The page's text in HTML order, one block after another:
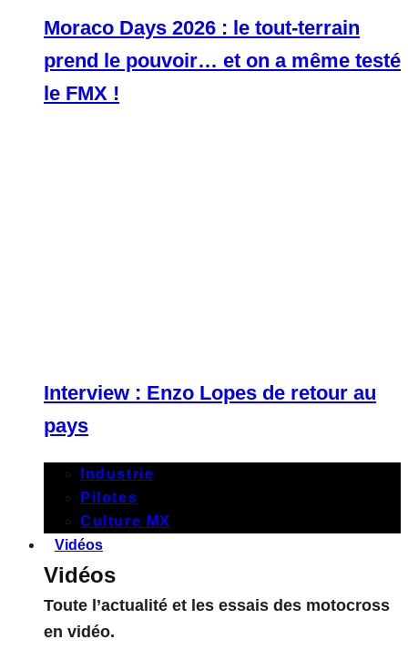
Moraco Days 2026 : le tout-terrain
prend le pouvoir… et on a même testé
le FMX !
Interview : Enzo Lopes de retour au
pays
Industrie
Pilotes
Culture MX
Vidéos
Vidéos
Toute l’actualité et les essais des motocross
en vidéo.